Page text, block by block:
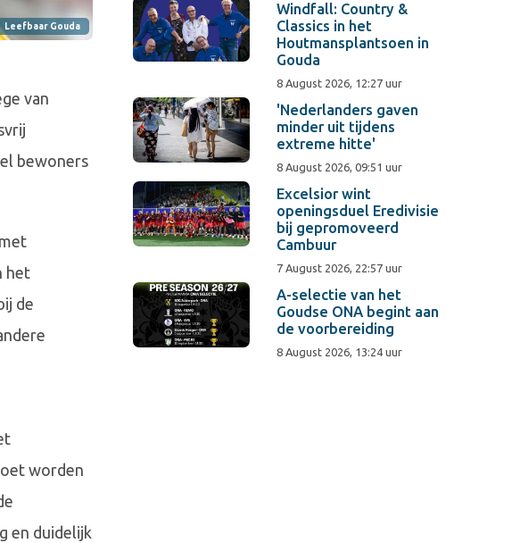
Leefbaar Gouda
van
bewoners
het
de
worden
en duidelijk
Windfall: Country &
Classics in het
Houtmansplantsoen in
Gouda
8 August 2026, 12:27 uur
'Nederlanders gaven
minder uit tijdens
extreme hitte'
8 August 2026, 09:51 uur
Excelsior wint
openingsduel Eredivisie
bij gepromoveerd
Cambuur
7 August 2026, 22:57 uur
A-selectie van het
Goudse ONA begint aan
de voorbereiding
8 August 2026, 13:24 uur